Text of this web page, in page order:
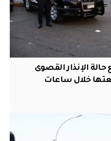
الإنذار القصوى
خلال ساعات